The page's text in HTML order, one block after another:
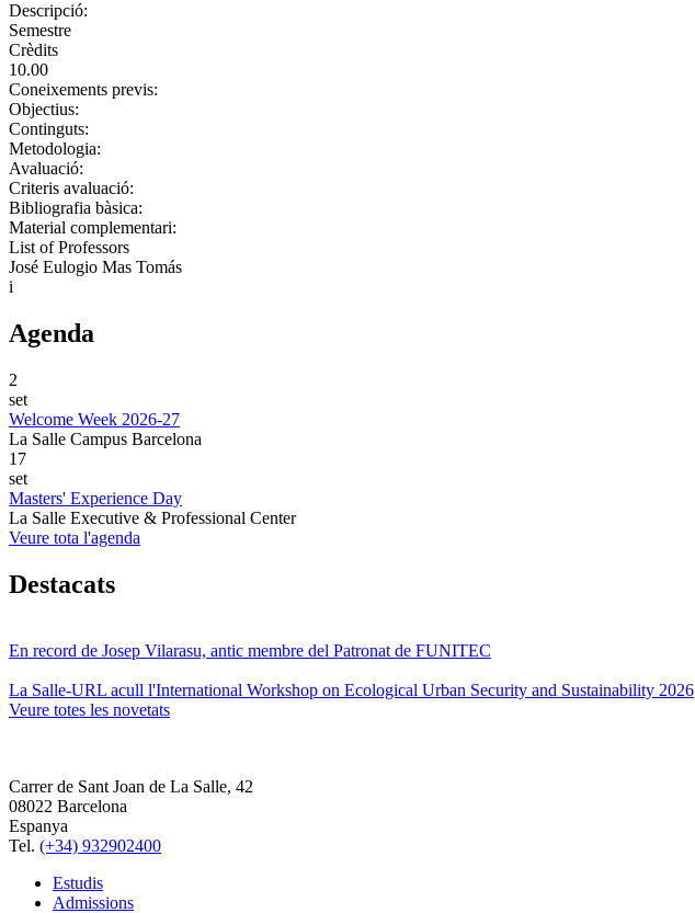
Descripció:
Semestre
Crèdits
10.00
Coneixements previs:
Objectius:
Continguts:
Metodologia:
Avaluació:
Criteris avaluació:
Bibliografia bàsica:
Material complementari:
List of Professors
José Eulogio Mas Tomás
i
Agenda
2
set
Welcome Week 2026-27
La Salle Campus Barcelona
17
set
Masters' Experience Day
La Salle Executive & Professional Center
Veure tota l'agenda
Destacats
En record de Josep Vilarasu, antic membre del Patronat de FUNITEC
La Salle-URL acull l'International Workshop on Ecological Urban Security and Sustainability 2026
Veure totes les novetats
Carrer de Sant Joan de La Salle, 42
08022 Barcelona
Espanya
Tel. (+34) 932902400
Estudis
Admissions